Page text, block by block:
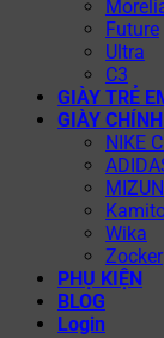
Future
Ultra
C3
GIÀY TRẺ
GIÀY
NIKE
Wika
Zocker
PHỤ KIỆN
BLOG
Login